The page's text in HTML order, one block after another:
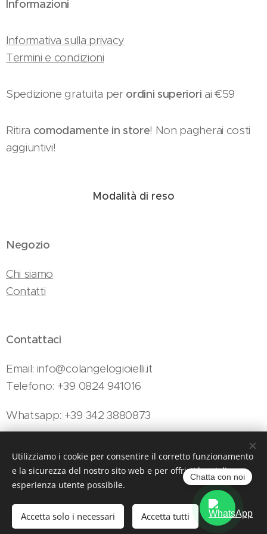
Aggiungi al carrello
Informazioni
Informativa sulla privacy
Termini e condizioni
Spedizione gratuita perordini superiori ai €59
Ritira comodamente in store! Non pagherai costi
aggiuntivi!
Modalità di reso
Negozio
Chi siamo
Contatti
Contattaci
Email: info@colangelogioielli.it
Telefono: +39 0824 941016
Whatsapp: +39 342 3880873
Colangelo Gioielli - Viale Minieri, 154, Telese Terme, 82037 (BN)
Cookies
Utilizziamo i cookie per consentire il corretto funzionamento
e la sicurezza del nostro sito web e per offrirti la migliore
esperienza utente possibile.
Accetta solo i necessari Accetta tutti
Chatta con noi